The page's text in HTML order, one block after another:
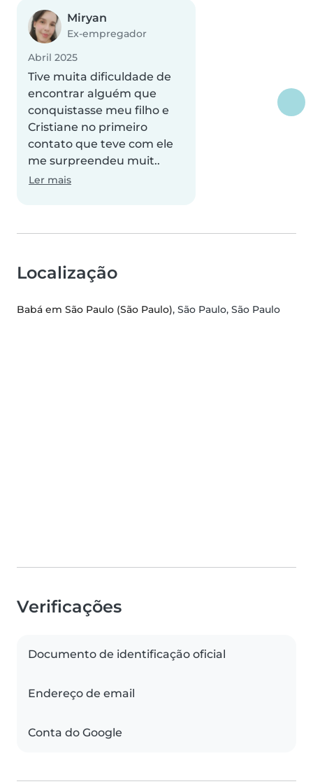
Miryan
Ex-empregador
Abril 2025
Tive muita dificuldade de
encontrar alguém que
conquistasse meu filho e
Cristiane no primeiro
contato que teve com ele
me surpreendeu muit..
Ler mais
Localização
Babá em São Paulo (São Paulo), São Paulo, São Paulo
Verificações
Documento de identificação oficial
Endereço de email
Conta do Google